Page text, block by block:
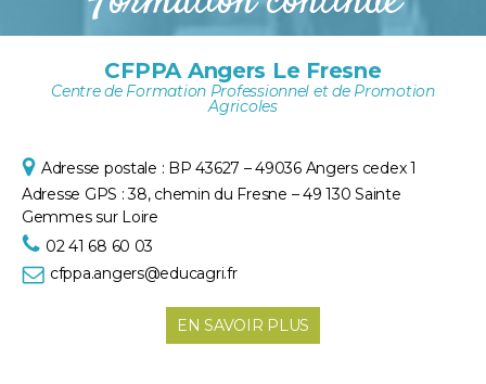
CFPPA Angers Le Fresne
Centre de Formation Professionnel et de Promotion
Agricoles
Adresse postale : BP 43627 – 49036 Angers cedex 1
Adresse GPS :38, chemin du Fresne – 49 130 Sainte
Gemmes sur Loire
02 41 68 60 03
cfppa.angers@educagri.fr
EN SAVOIR PLUS